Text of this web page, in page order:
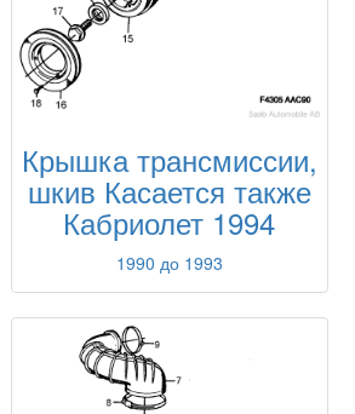
Крышка трансмиссии,
шкив Касается также
Кабриолет 1994
1990 до 1993